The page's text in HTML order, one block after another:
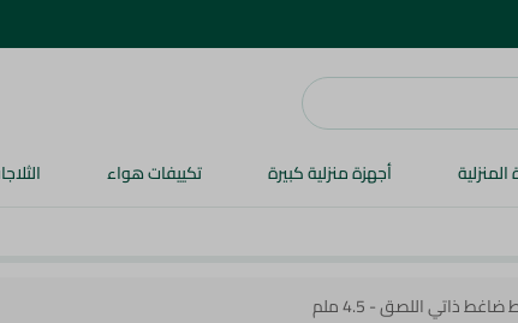
المنزلية أجهزة منزلية كبيرة تكييفات هواء
ذاتي اللصق - 4.5 ملم